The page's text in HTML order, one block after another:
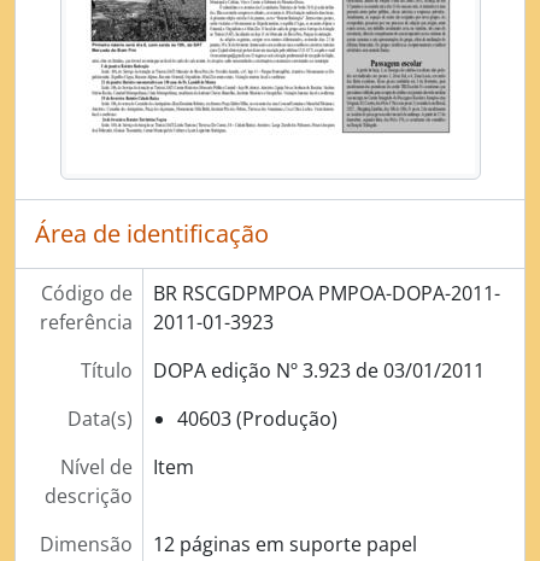
[Dossiê] Abril de 2011
[Série] Licenciamento das atividades econômicas no Município (Concessão de Alvará)
[Série] Licenciamento de obras e edificações
[Série] Administração de Tributos
[Série] Contencioso Administrativo
[Série] Aquisição de bens e contratação de serviços
[Série] Gerenciamento do patrimônio imobiliário
[Série] Fiscalização de Atos pelo Legislativo (demandas da Câmara de Vereadores)
[Série] Elaboração de Atos Normativos
[Série] Preservação e Conservação Ambiental
[Série] Gestão de Recursos Humanos - Processo Disciplinar
Área de identificação
Código de
referência
BR RSCGDPMPOA PMPOA-DOPA-2011-
2011-01-3923
Título
DOPA edição Nº 3.923 de 03/01/2011
Data(s)
40603 (Produção)
Nível de
descrição
Item
Dimensão
12 páginas em suporte papel